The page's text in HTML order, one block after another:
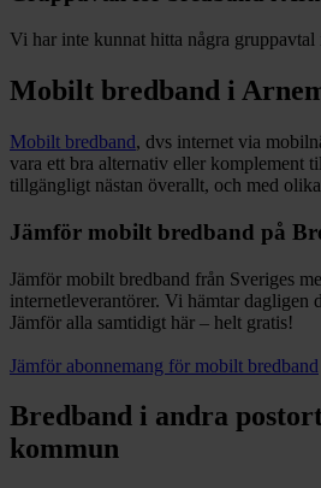
Vi har inte kunnat hitta några gruppavtal
Mobilt bredband i
Mobilt bredband, dvs internet via
vara ett bra alternativ eller komplement
tillgängligt nästan överallt, och med
Jämför mobilt bredband på
Jämför mobilt bredband från Sveriges
internetleverantörer. Vi hämtar dagligen
Jämför alla samtidigt här – helt gratis!
Jämför abonnemang för mobilt bredband
Bredband i andra
kommun